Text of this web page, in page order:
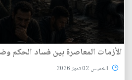
الأزمات المعاصرة بين فساد الحكم
الخميس 02 تموز 2026